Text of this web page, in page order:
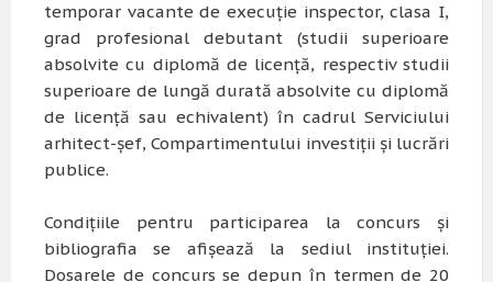
temporar vacante de execuţie inspector, clasa I,
grad profesional debutant (studii superioare
absolvite cu diplomă de licenţă, respectiv studii
superioare de lungă durată absolvite cu diplomă
de licenţă sau echivalent) în cadrul Serviciului
arhitect-şef, Compartimentului investiţii şi lucrări
publice.
Condiţiile pentru participarea la concurs şi
bibliografia se afişează la sediul instituţiei.
Dosarele de concurs se depun în termen de 20